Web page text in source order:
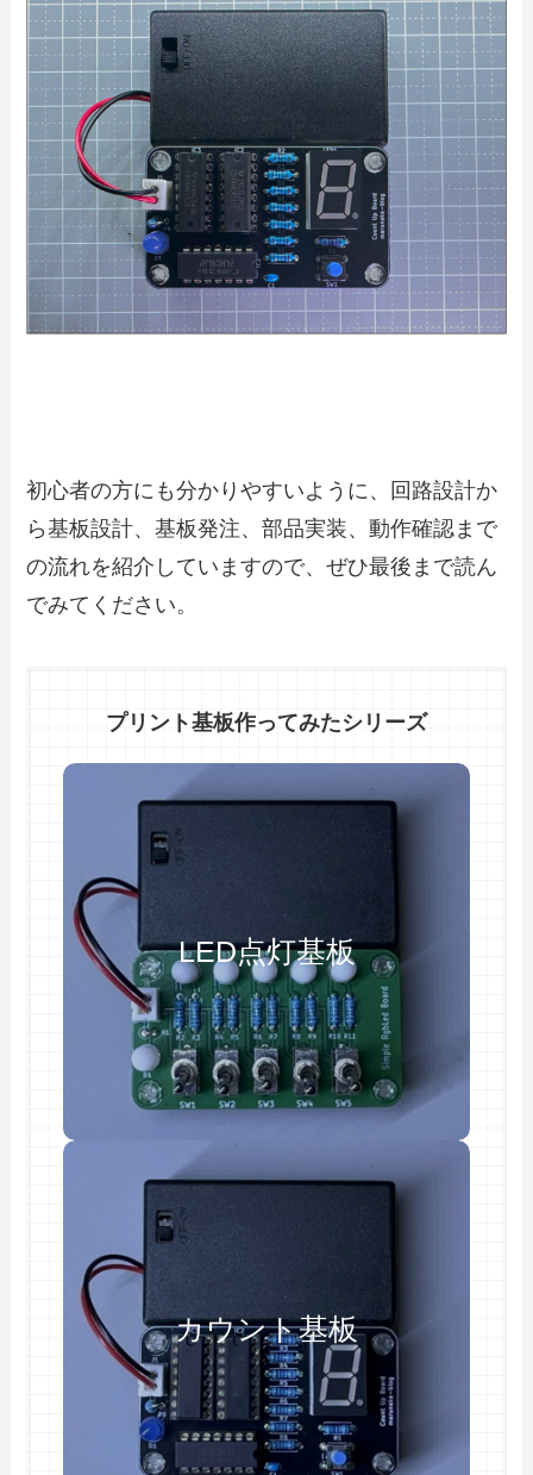
初心者の方にも分かりやすいように、回路設計か
ら基板設計、基板発注、部品実装、動作確認まで
の流れを紹介していますので、ぜひ最後まで読ん
でみてください。
プリント基板作ってみたシリーズ
LED点灯基板
カウント基板